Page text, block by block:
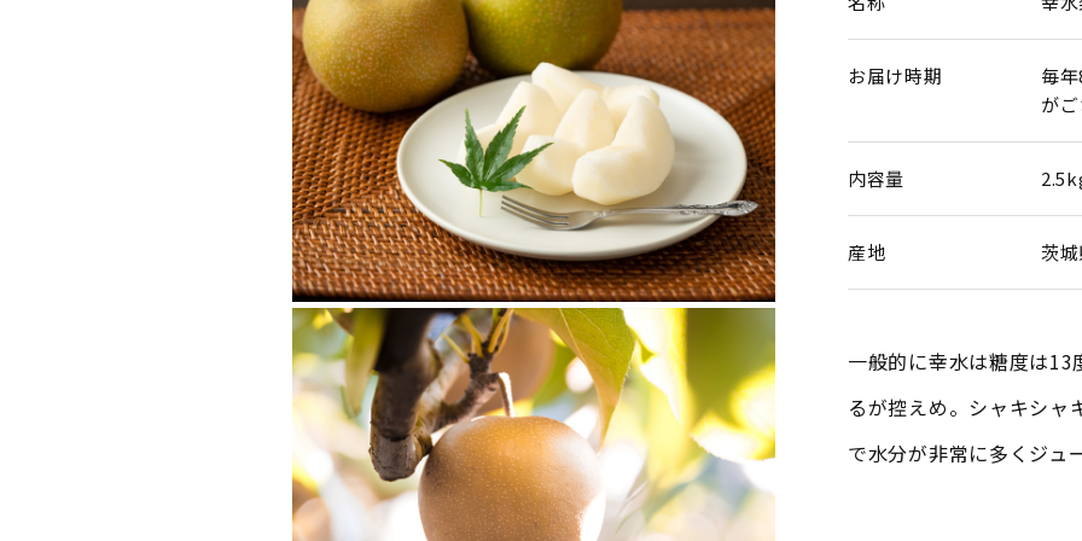
お届け時期
毎
が
内容量
産地 茨
一般的に幸水は糖度は
るが控えめ。シャキシャ
で水分が非常に多くジュ